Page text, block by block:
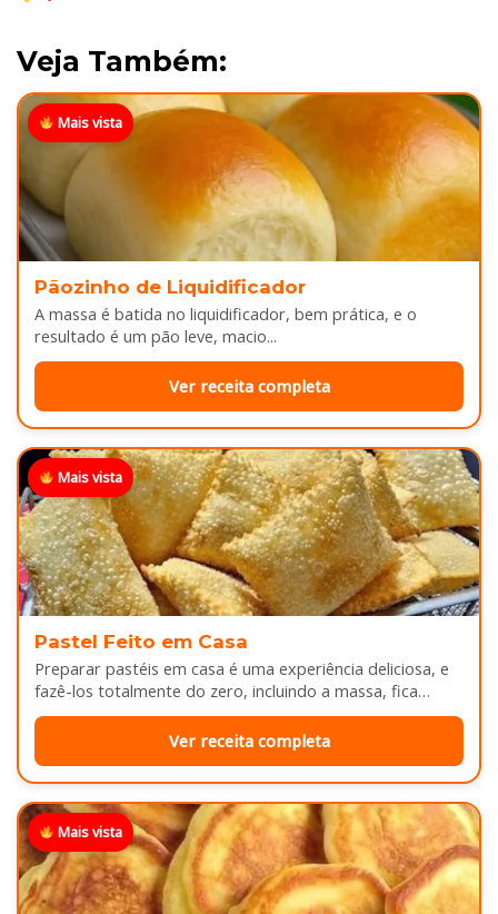
Veja Também:
Mais vista
Pãozinho de Liquidificador
A massa é batida no liquidificador, bem prática, e o
resultado é um pão leve, macio...
Ver receita completa
Mais vista
Pastel Feito em Casa
Preparar pastéis em casa é uma experiência deliciosa, e
fazê-los totalmente do zero, incluindo a massa, fica
melhor ainda...
Ver receita completa
Mais vista